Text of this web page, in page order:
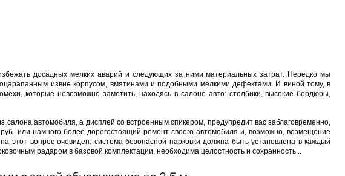
досадных мелких аварий и следующих за ними материальных затрат. Нередко мы
извне корпусом, вмятинами и подобными мелкими дефектами. И виной тому, в
которые невозможно заметить, находясь в салоне авто: столбики, высокие бордюры,
салона автомобиля, а дисплей со встроенным спикером, предупредит вас заблаговременно,
или намного более дорогостоящий ремонт своего автомобиля и, возможно, возмещение
вопрос очевиден: система безопасной парковки должна быть установлена в каждый
радаром в базовой комплектации, необходима целостность и сохранность...